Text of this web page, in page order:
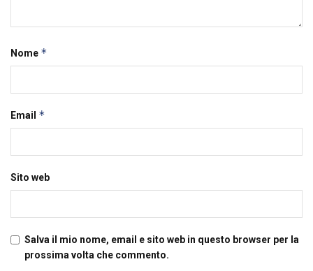
Nome *
Email *
Sito web
Salva il mio nome, email e sito web in questo browser per la
prossima volta che commento.